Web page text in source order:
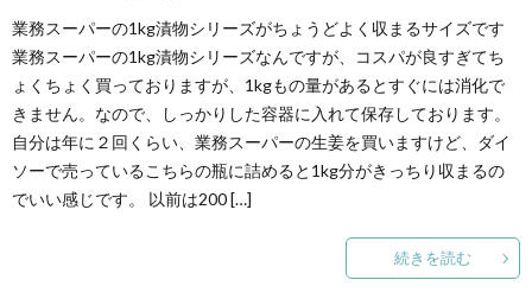
業務スーパーの1kg漬物シリーズがちょうどよく収まるサイズです
業務スーパーの1kg漬物シリーズなんですが、コスパが良すぎてち
ょくちょく買っておりますが、1kgもの量があるとすぐには消化で
きません。なので、しっかりした容器に入れて保存しております。
自分は年に２回くらい、業務スーパーの生姜を買いますけど、ダイ
ソーで売っているこちらの瓶に詰めると1kg分がきっちり収まるの
でいい感じです。 以前は200 […]
続きを読む